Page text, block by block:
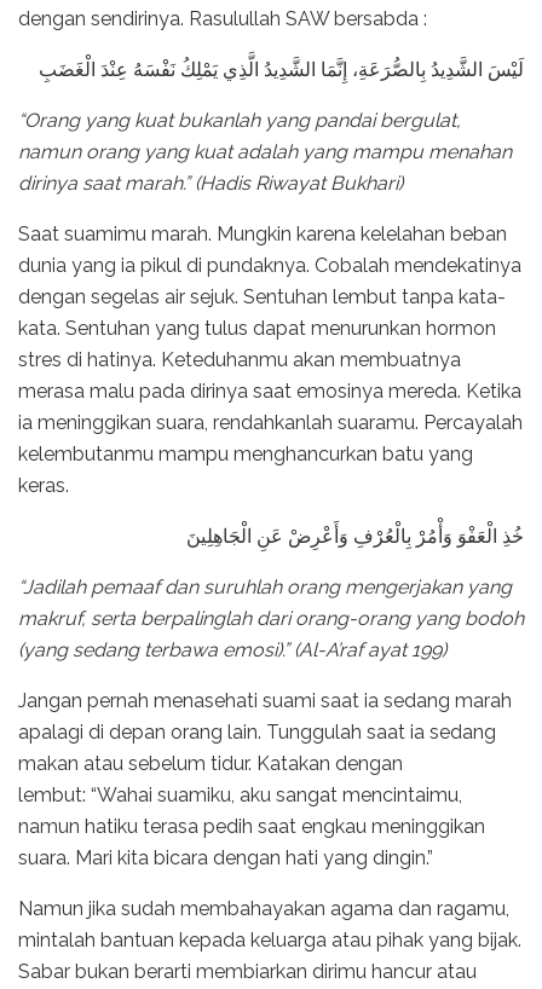
dengan sendirinya. Rasulullah SAW bersabda :
لَيْسَ الشَّدِيدُ بِالصُّرَعَةِ، إِنَّمَا الشَّدِيدُ الَّذِي يَمْلِكُ نَفْسَهُ عِنْدَ الْغَضَبِ
“Orang yang kuat bukanlah yang pandai bergulat,
namun orang yang kuat adalah yang mampu menahan
dirinya saat marah.” (Hadis Riwayat Bukhari)
Saat suamimu marah. Mungkin karena kelelahan beban
dunia yang ia pikul di pundaknya. Cobalah mendekatinya
dengan segelas air sejuk. Sentuhan lembut tanpa kata-
kata. Sentuhan yang tulus dapat menurunkan hormon
stres di hatinya. Keteduhanmu akan membuatnya
merasa malu pada dirinya saat emosinya mereda. Ketika
ia meninggikan suara, rendahkanlah suaramu. Percayalah
kelembutanmu mampu menghancurkan batu yang
keras.
خُذِ الْعَفْوَ وَأْمُرْ بِالْعُرْفِ وَأَعْرِضْ عَنِ الْجَاهِلِينَ
“Jadilah pemaaf dan suruhlah orang mengerjakan yang
makruf, serta berpalinglah dari orang-orang yang bodoh
(yang sedang terbawa emosi).” (Al-A’raf ayat 199)
Jangan pernah menasehati suami saat ia sedang marah
apalagi di depan orang lain. Tunggulah saat ia sedang
makan atau sebelum tidur. Katakan dengan
lembut: “Wahai suamiku, aku sangat mencintaimu,
namun hatiku terasa pedih saat engkau meninggikan
suara. Mari kita bicara dengan hati yang dingin.”
Namun jika sudah membahayakan agama dan ragamu,
mintalah bantuan kepada keluarga atau pihak yang bijak.
Sabar bukan berarti membiarkan dirimu hancur atau